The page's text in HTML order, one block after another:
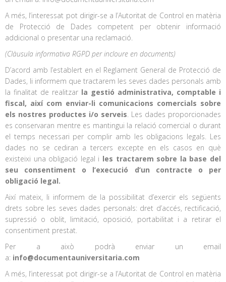
A més, l’interessat pot dirigir-se a l’Autoritat de Control en matèria
de Protecció de Dades competent per obtenir informació
addicional o presentar una reclamació.
(Clàusula informativa RGPD per incloure en documents)
D’acord amb l’establert en el Reglament General de Protecció de
Dades, li informem que tractarem les seves dades personals amb
la finalitat de realitzar la gestió administrativa, comptable i
fiscal, així com enviar-li comunicacions comercials sobre
els nostres productes i/o serveis. Les dades proporcionades
es conservaran mentre es mantingui la relació comercial o durant
el temps necessari per complir amb les obligacions legals. Les
dades no se cediran a tercers excepte en els casos en què
existeixi una obligació legal i les tractarem sobre la base del
seu consentiment o l’execució d’un contracte o per
obligació legal.
Així mateix, li informem de la possibilitat d’exercir els següents
drets sobre les seves dades personals: dret d’accés, rectificació,
supressió o oblit, limitació, oposició, portabilitat i a retirar el
consentiment prestat.
Per a això podrà enviar un email
a: info@documentauniversitaria.com
A més, l’interessat pot dirigir-se a l’Autoritat de Control en matèria